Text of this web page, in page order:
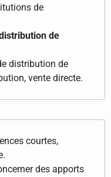
de
de
distribution de
vente directe.
courtes,
des apports